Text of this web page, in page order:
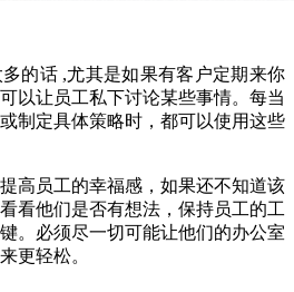
的话 ,尤其是如果有客户定期来你
以让员工私下讨论某些事情。每当
制定具体策略时，都可以使用这些
高员工的幸福感，如果还不知道该
看他们是否有想法，保持员工的工
。必须尽一切可能让他们的办公室
更轻松。